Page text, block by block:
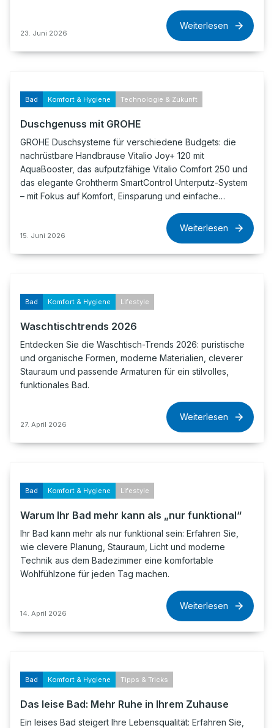
23. Juni 2026
Weiterlesen
Bad Komfort & Hygiene Technologie & Zukunft
Duschgenuss mit GROHE
GROHE Duschsysteme für verschiedene Budgets: die
nachrüstbare Handbrause Vitalio Joy+ 120 mit
AquaBooster, das aufputzfähige Vitalio Comfort 250 und
das elegante Grohtherm SmartControl Unterputz-System
– mit Fokus auf Komfort, Einsparung und einfache…
15. Juni 2026
Weiterlesen
Bad Komfort & Hygiene Lifestyle
Waschtischtrends 2026
Entdecken Sie die Waschtisch-Trends 2026: puristische
und organische Formen, moderne Materialien, cleverer
Stauraum und passende Armaturen für ein stilvolles,
funktionales Bad.
27. April 2026
Weiterlesen
Bad Komfort & Hygiene Lifestyle
Warum Ihr Bad mehr kann als „nur funktional“
Ihr Bad kann mehr als nur funktional sein: Erfahren Sie,
wie clevere Planung, Stauraum, Licht und moderne
Technik aus dem Badezimmer eine komfortable
Wohlfühlzone für jeden Tag machen.
14. April 2026
Weiterlesen
Bad Komfort & Hygiene Tipps & Tricks
Das leise Bad: Mehr Ruhe in Ihrem Zuhause
Ein leises Bad steigert Ihre Lebensqualität: Erfahren Sie,